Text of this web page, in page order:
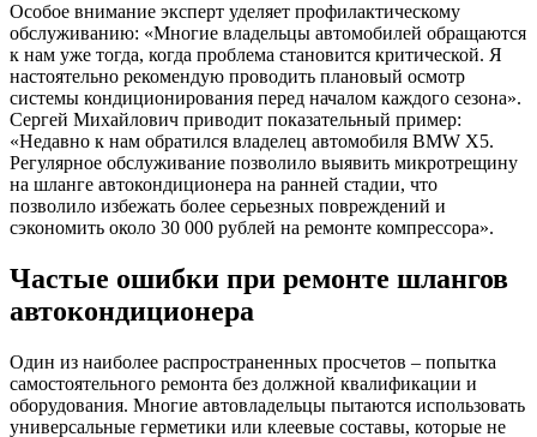
Особое внимание эксперт уделяет профилактическому
обслуживанию: «Многие владельцы автомобилей обращаются
к нам уже тогда, когда проблема становится критической. Я
настоятельно рекомендую проводить плановый осмотр
системы кондиционирования перед началом каждого сезона».
Сергей Михайлович приводит показательный пример:
«Недавно к нам обратился владелец автомобиля BMW X5.
Регулярное обслуживание позволило выявить микротрещину
на шланге автокондиционера на ранней стадии, что
позволило избежать более серьезных повреждений и
сэкономить около 30 000 рублей на ремонте компрессора».
Частые ошибки при ремонте шлангов
автокондиционера
Один из наиболее распространенных просчетов – попытка
самостоятельного ремонта без должной квалификации и
оборудования. Многие автовладельцы пытаются использовать
универсальные герметики или клеевые составы, которые не